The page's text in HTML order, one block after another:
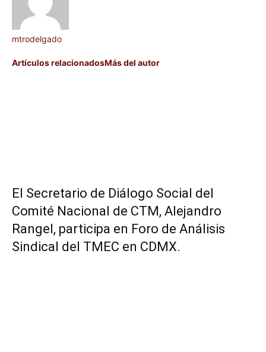
mtrodelgado
Artículos relacionadosMás del autor
El Secretario de Diálogo Social del
Comité Nacional de CTM, Alejandro
Rangel, participa en Foro de Análisis
Sindical del TMEC en CDMX.